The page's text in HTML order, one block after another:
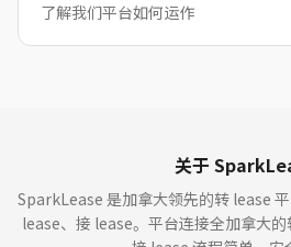
了解我们平台如何运作
关于
SparkLease 是加拿大领先的转 lease
lease、接 lease。平台连接全加拿大